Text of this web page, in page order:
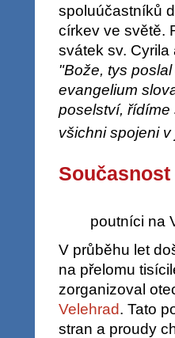
spoluúčastníků
církev ve světě.
svátek sv. Cyrila
"Bože, tys
evangelium
poselství, řídíme
všichni spojeni
poutníci na
V průběhu let
na přelomu
zorganizoval
Velehrad. Tato
stran a proudy